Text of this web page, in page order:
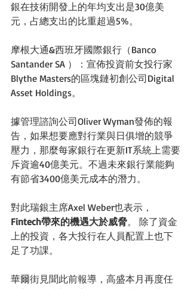
銀在技術開發上的年均支出是30億美
元，占總支出的比重超過5%。
摩根大通&西班牙國際銀行（Banco
Santander SA ）：宣佈投資前女投行家
Blythe Masters的區塊鏈初創公司Digital
Asset Holdings。
據管理諮詢公司Oliver Wyman發佈的報
告，如果想要應對行業與日俱增的競爭
壓力，那麼每家銀行在更新IT系統上需要
斥資逾40億美元。不過未來銀行業能夠
有節省3400億美元成本的潛力。
對此瑞銀主席Axel Weber也表示，
Fintech帶來的機遇大於威脅。 除了資金
上的投資，各大投行在人員配置上也下
足了功課。
華爾街見聞此前報導，高盛本月再度任